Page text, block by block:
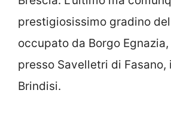
prestigiosissimo gradino
occupato da Borgo
presso Savelletri di
Brindisi.